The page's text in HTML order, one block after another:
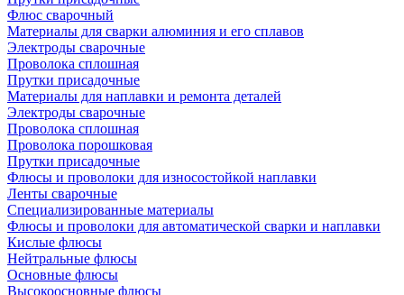
Флюс сварочный
Материалы для сварки алюминия и его сплавов
Электроды сварочные
Проволока сплошная
Прутки присадочные
Материалы для наплавки и ремонта деталей
Электроды сварочные
Проволока сплошная
Проволока порошковая
Прутки присадочные
Флюсы и проволоки для износостойкой наплавки
Ленты сварочные
Специализированные материалы
Флюсы и проволоки для автоматической сварки и наплавки
Кислые флюсы
Нейтральные флюсы
Основные флюсы
Высокоосновные флюсы